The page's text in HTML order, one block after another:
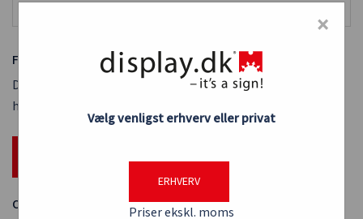
Få eget login og bliv genkendt
Du kan selvfølgelig handle på display.dk uden login, men
handler du ofte hos os, kan du sparer tid med et kunde login.
Opret EAN login
Vælg venligst erhverv eller privat
ERHVERV
Priser ekskl. moms
×